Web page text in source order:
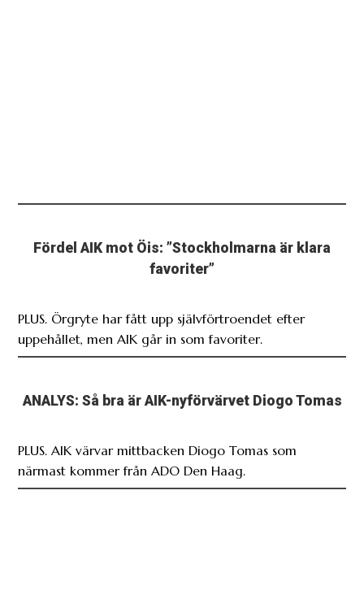
Fördel AIK mot Öis: ”Stockholmarna är klara
favoriter”
PLUS. Örgryte har fått upp självförtroendet efter
uppehållet, men AIK går in som favoriter.
ANALYS: Så bra är AIK-nyförvärvet Diogo Tomas
PLUS. AIK värvar mittbacken Diogo Tomas som
närmast kommer från ADO Den Haag.